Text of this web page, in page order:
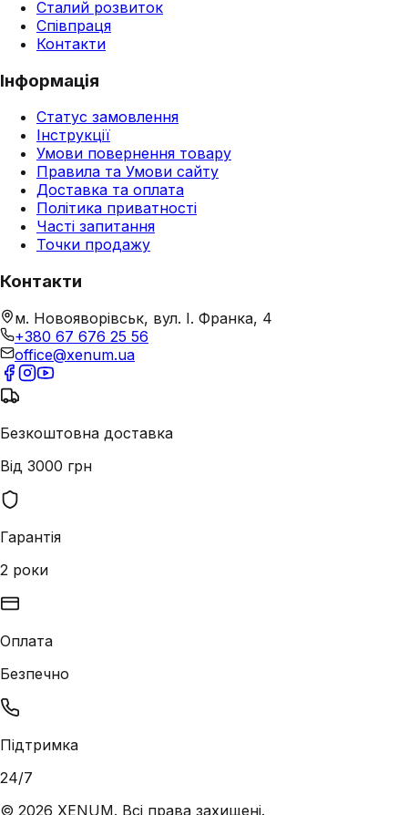
Сталий розвиток
Співпраця
Контакти
Інформація
Статус замовлення
Інструкції
Умови повернення товару
Правила та Умови сайту
Доставка та оплата
Політика приватності
Часті запитання
Точки продажу
Контакти
м. Новояворівськ, вул. І. Франка, 4
+380 67 676 25 56
office@xenum.ua
Безкоштовна доставка
Від 3000 грн
Гарантія
2 роки
Оплата
Безпечно
Підтримка
24/7
© 2026 XENUM. Всі права захищені.